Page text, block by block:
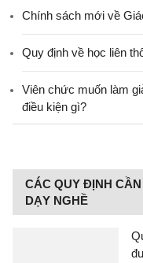
Chính sách mới về
Quy định về học liên
Viên chức muốn làm
điều kiện gì?
CÁC QUY ĐỊNH
DẠY NGHỀ